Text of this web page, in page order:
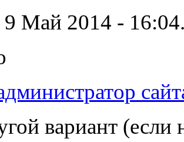
9 Май 2014 -
вариант (если